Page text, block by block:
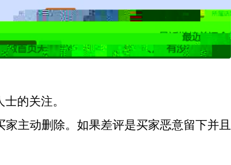
的关注。
主动删除。如果差评是买家恶意留下并且